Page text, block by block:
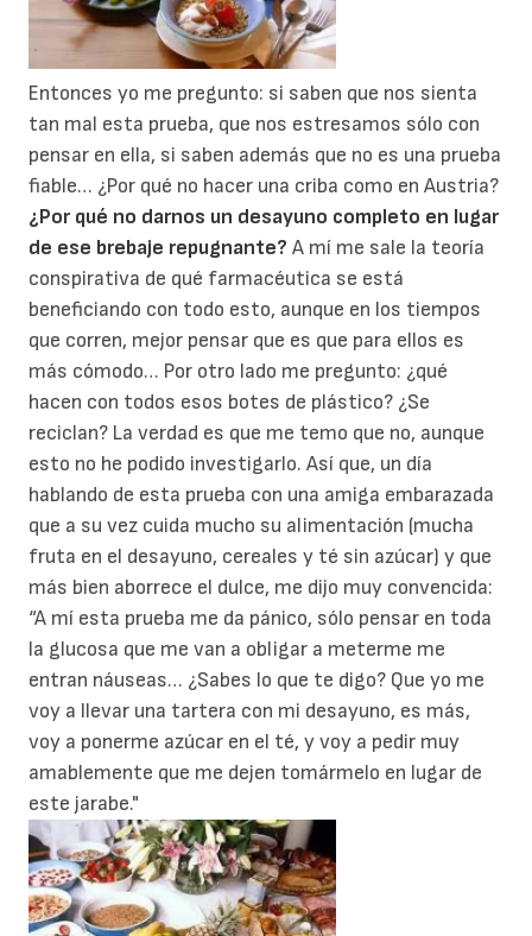
Entonces yo me pregunto: si saben que nos sienta
tan mal esta prueba, que nos estresamos sólo con
pensar en ella, si saben además que no es una prueba
fiable… ¿Por qué no hacer una criba como en Austria?
¿Por qué no darnos un desayuno completo en lugar
de ese brebaje repugnante? A mí me sale la teoría
conspirativa de qué farmacéutica se está
beneficiando con todo esto, aunque en los tiempos
que corren, mejor pensar que es que para ellos es
más cómodo… Por otro lado me pregunto: ¿qué
hacen con todos esos botes de plástico? ¿Se
reciclan? La verdad es que me temo que no, aunque
esto no he podido investigarlo. Así que, un día
hablando de esta prueba con una amiga embarazada
que a su vez cuida mucho su alimentación (mucha
fruta en el desayuno, cereales y té sin azúcar) y que
más bien aborrece el dulce, me dijo muy convencida:
“A mí esta prueba me da pánico, sólo pensar en toda
la glucosa que me van a obligar a meterme me
entran náuseas… ¿Sabes lo que te digo? Que yo me
voy a llevar una tartera con mi desayuno, es más,
voy a ponerme azúcar en el té, y voy a pedir muy
amablemente que me dejen tomármelo en lugar de
este jarabe."